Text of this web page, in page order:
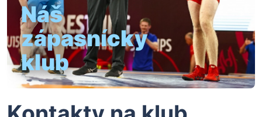
Náš
zápasnícky
klub